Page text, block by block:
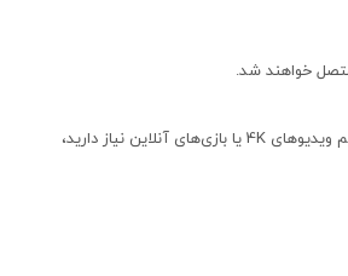
خواهند شد.
اگر به اینترنت پرسرعت برای کارهایی مانند دانلود فایل‌های حجیم، استریم ویدیوهای 4K یا بازی‌های آنلاین نیاز دارید،